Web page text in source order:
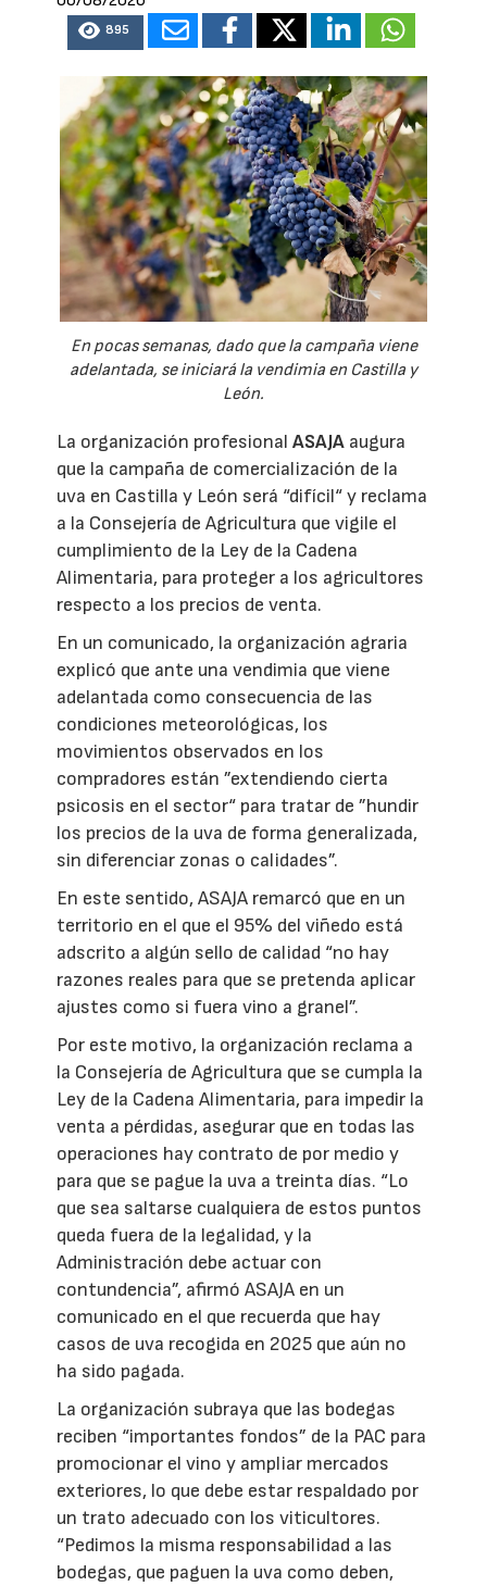
895
En pocas semanas, dado que la campaña viene
adelantada, se iniciará la vendimia en Castilla y
León.
La organización profesionalASAJA augura
que la campaña de comercialización de la
uva en Castilla y León será “difícil“ y reclama
a la Consejería de Agricultura que vigile el
cumplimiento de la Ley de la Cadena
Alimentaria, para proteger a los agricultores
respecto a los precios de venta.
En un comunicado, la organización agraria
explicó que ante una vendimia que viene
adelantada como consecuencia de las
condiciones meteorológicas, los
movimientos observados en los
compradores están ”extendiendo cierta
psicosis en el sector“ para tratar de ”hundir
los precios de la uva de forma generalizada,
sin diferenciar zonas o calidades”.
En este sentido, ASAJA remarcó que en un
territorio en el que el 95% del viñedo está
adscrito a algún sello de calidad “no hay
razones reales para que se pretenda aplicar
ajustes como si fuera vino a granel”.
Por este motivo, la organización reclama a
la Consejería de Agricultura que se cumpla la
Ley de la Cadena Alimentaria, para impedir la
venta a pérdidas, asegurar que en todas las
operaciones hay contrato de por medio y
para que se pague la uva a treinta días. “Lo
que sea saltarse cualquiera de estos puntos
queda fuera de la legalidad, y la
Administración debe actuar con
contundencia”, afirmó ASAJA en un
comunicado en el que recuerda que hay
casos de uva recogida en 2025 que aún no
ha sido pagada.
La organización subraya que las bodegas
reciben “importantes fondos” de la PAC para
promocionar el vino y ampliar mercados
exteriores, lo que debe estar respaldado por
un trato adecuado con los viticultores.
“Pedimos la misma responsabilidad a las
bodegas, que paguen la uva como deben,